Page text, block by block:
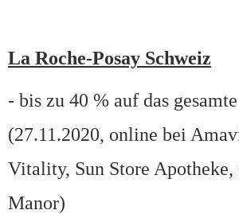
La Roche-Posay Schweiz
- bis zu 40 % auf das
(27.11.2020, online bei
Vitality, Sun Store Apotheke,
Manor)